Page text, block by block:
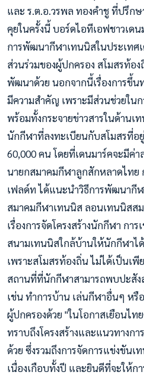
และ ร.ต.อ.วรพล ทองคำชู ที่ปรึก
คุยในครั้งนี้ บอร์ดไอทีเอฟชาวเดน
การพัฒนากีฬาเทนนิสในประเทศเ
ส่วนร่วมของผู้ปกครอง สโมสรท้อ
พัฒนาด้วย นอกจากนี้เรื่องการขึ้
มีความสำคัญ เพราะมีส่วนช่วยใ
พร้อมทั้งกระจายข่าวสารในด้านเ
นักกีฬาที่ลงทะเบียนกับสโมสรที่อ
60,000 คน โดยที่เดนมาร์คจะมีค่
นายกสมาคมกีฬาลูกสักหลาดไทย
เฟลด์ท ได้แนะนำวิธีการพัฒนากี
สมาคมกีฬาเทนนิส ลอนเทนนิสส
เรื่องการจัดโครงสร้างนักกีฬา กา
สนามเทนนิสใกล้บ้านให้นักกีฬาไ
เพราะสโมสรท้องถิ่น ไม่ได้เป็นเ
สถานที่ที่นักกีฬาสามารถพบปะสัง
เช่น ทำการบ้าน เล่นกีฬาอื่นๆ หรื
ผู้ปกครองด้วย "ในโอกาสเยือนไท
ทราบถึงโครงสร้างและแนวทาง
ด้วย ซึ่งรวมถึงการจัดการแข่งขัน
เนื่องเกือบทั้งปี และยินดีที่จะให้